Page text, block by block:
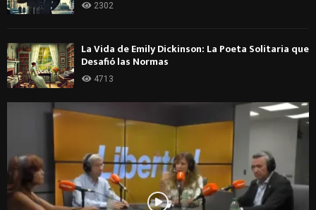
2302
La Vida de Emily Dickinson: La Poeta Solitaria que
Desafió las Normas
4713